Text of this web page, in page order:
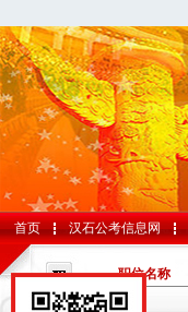
首页 汉石公考信息网
职位名称